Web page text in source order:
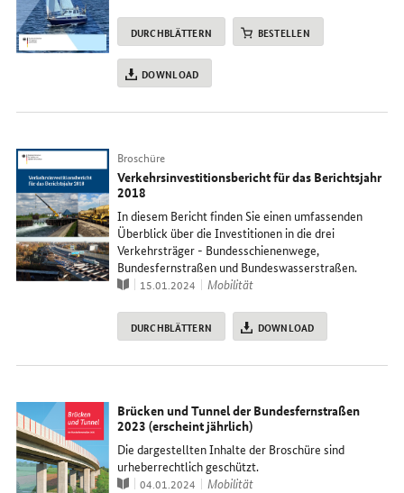
DURCHBLÄTTERN BESTELLEN
DOWNLOAD
Typ
Broschüre
Verkehrsinvestitionsbericht für das Berichtsjahr
2018
In diesem Bericht finden Sie einen umfassenden
Überblick über die Investitionen in die drei
Verkehrsträger - Bundesschienenwege,
Bundesfernstraßen und Bundeswasserstraßen.
Publikation
15.01.2024 Thema
Mobilität
DURCHBLÄTTERN DOWNLOAD
Brücken und Tunnel der Bundesfernstraßen
2023 (erscheint jährlich)
Die dargestellten Inhalte der Broschüre sind
urheberrechtlich geschützt.
Publikation
04.01.2024 Thema
Mobilität